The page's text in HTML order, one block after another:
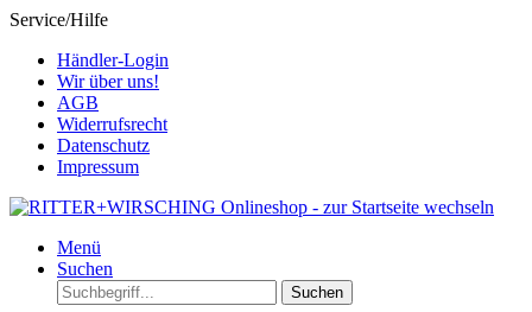
Service/Hilfe
Händler-Login
Wir über uns!
AGB
Widerrufsrecht
Datenschutz
Impressum
Menü
Suchen
Suchen